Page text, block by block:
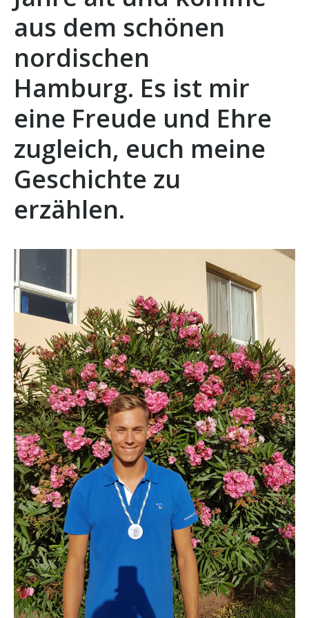
aus dem schönen
nordischen
Hamburg. Es ist mir
eine Freude und Ehre
zugleich, euch meine
Geschichte zu
erzählen.